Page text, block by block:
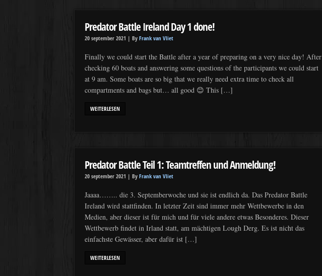
Predator Battle Ireland Day 1 done!
20 september 2021 | By Frank van Vliet
Finally we could start the Battle after a year of preparing on a very nice day! After
checking 60 boats and answering some questions of the participants we could start
at 9 am. Some boats are so big that we really need extra time to check all
compartments and bags but… all good 😊 This […]
WEITERLESEN
Predator Battle Teil 1: Teamtreffen und Anmeldung!
20 september 2021 | By Frank van Vliet
Jaaaa…….. die 3. Septemberwoche und sie ist endlich da. Das Predator Battle
Ireland wird stattfinden. In letzter Zeit sind immer mehr Wettbewerbe in den
Medien, aber dieser ist für mich und für viele andere etwas Besonderes. Dieser
Wettbewerb findet in Irland statt, am mächtigen Lough Derg. Es ist nicht das
einfachste Gewässer, aber dafür ist […]
WEITERLESEN